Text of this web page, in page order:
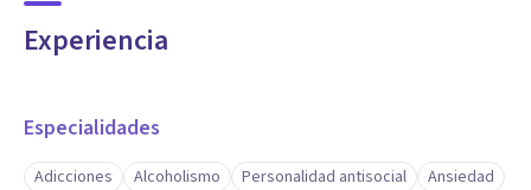
Experiencia
Especialidades
Adicciones Alcoholismo Personalidad antisocial
Ansiedad